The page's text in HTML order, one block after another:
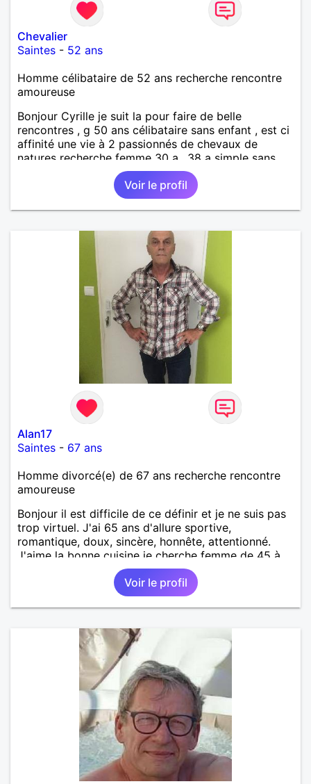
Chevalier
Saintes - 52 ans
Homme célibataire de 52 ans recherche rencontre
amoureuse
Bonjour Cyrille je suit la pour faire de belle
rencontres , g 50 ans célibataire sans enfant , est ci
affinité une vie à 2 passionnés de chevaux de
natures recherche femme 30 a.. 38 a simple sans
Voir le profil
Alan17
Saintes - 67 ans
Homme divorcé(e) de 67 ans recherche rencontre
amoureuse
Bonjour il est difficile de ce définir et je ne suis pas
trop virtuel. J'ai 65 ans d'allure sportive,
romantique, doux, sincère, honnête, attentionné.
J'aime la bonne cuisine je cherche femme de 45 à
60 ans, 1,55 m/1,68 m, brune ou blonde cheveux
cours à mi-long, féminine, entretenue et surtout qui
Voir le profil